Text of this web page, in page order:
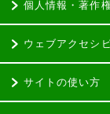
個人情報・著作
ウェブアクセシ
サイトの使い方